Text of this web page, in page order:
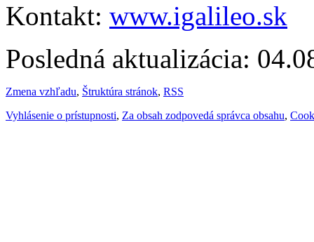
Kontakt: www.igalileo.sk
Posledná aktualizácia:
Zmena vzhľadu, Štruktúra stránok, RSS
Vyhlásenie o prístupnosti, Za obsah zodpovedá správca obsahu,